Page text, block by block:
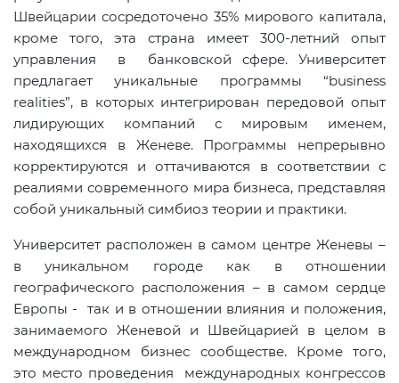
Швейцарии сосредоточено 35% мирового капитала,
кроме того, эта страна имеет 300-летний опыт
управления в банковской сфере. Университет
предлагает уникальные программы “business
realities”, в которых интегрирован передовой опыт
лидирующих компаний с мировым именем,
находящихся в Женеве. Программы непрерывно
корректируются и оттачиваются в соответствии с
реалиями современного мира бизнеса, представляя
собой уникальный симбиоз теории и практики.
Университет расположен в самом центре Женевы –
в уникальном городе как в отношении
географического расположения – в самом сердце
Европы - так и в отношении влияния и положения,
занимаемого Женевой и Швейцарией в целом в
международном бизнес сообществе. Кроме того,
это место проведения международных конгрессов